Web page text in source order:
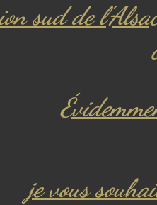
sud de
je vous